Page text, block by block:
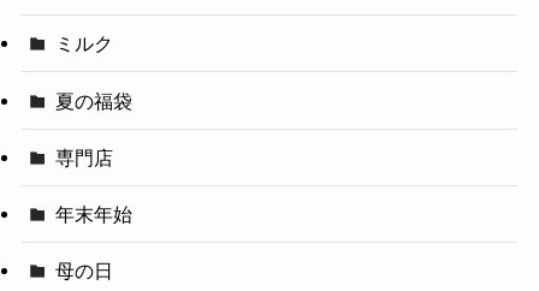
ミルク
夏の福袋
専門店
年末年始
母の日